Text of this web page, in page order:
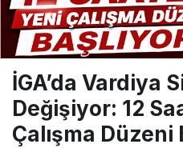
İGA’da Vardiya
Değişiyor: 12
Çalışma Düzeni